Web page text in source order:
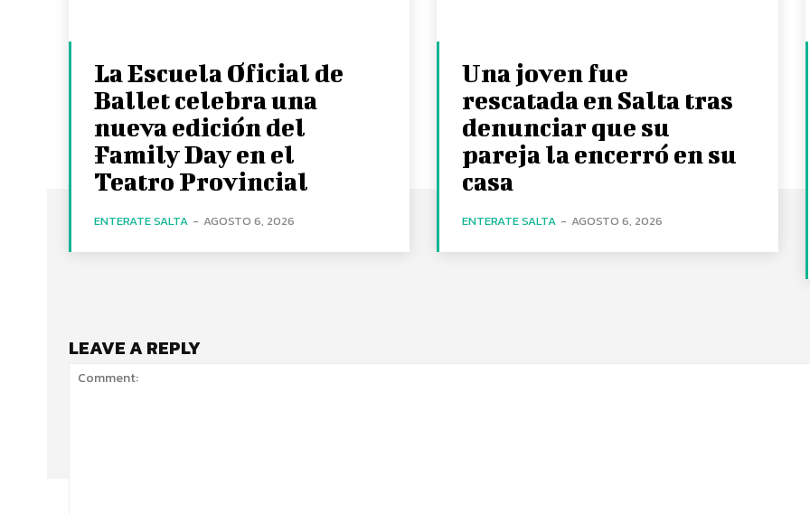
La Escuela Oficial de
Ballet celebra una
nueva edición del
Family Day en el
Teatro Provincial
ENTERATE SALTA - AGOSTO 6, 2026
Una joven fue
rescatada en Salta tras
denunciar que su
pareja la encerró en su
casa
ENTERATE SALTA - AGOSTO 6, 2026
LEAVE A REPLY